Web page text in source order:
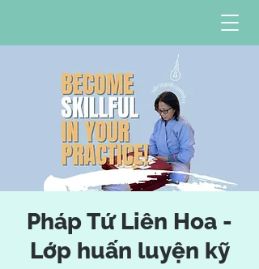
Pháp Tứ Liên Hoa -
Lớp huấn luyện kỹ